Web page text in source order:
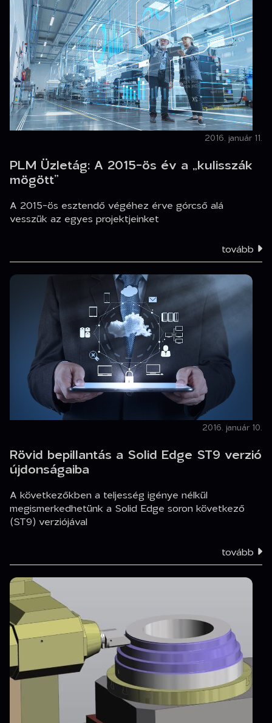
2016. január 11.
PLM Üzletág: A 2015-ös év a „kulisszák
mögött”
A 2015-ös esztendő végéhez érve górcső alá
vesszük az egyes projektjeinket
tovább
2016. január 10.
Rövid bepillantás a Solid Edge ST9 verzió
újdonságaiba
A következőkben a teljesség igénye nélkül
megismerkedhetünk a Solid Edge soron következő
(ST9) verziójával
tovább